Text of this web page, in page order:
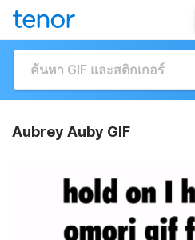
Aubrey Auby GIF